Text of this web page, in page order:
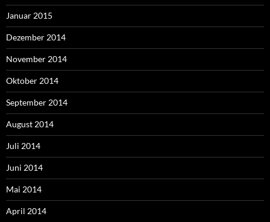
Januar 2015
Dezember 2014
November 2014
Oktober 2014
September 2014
August 2014
Juli 2014
Juni 2014
Mai 2014
April 2014